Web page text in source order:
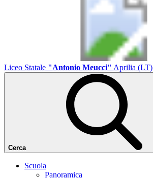
Liceo Statale "Antonio Meucci" Aprilia (LT)
Cerca
Scuola
Panoramica